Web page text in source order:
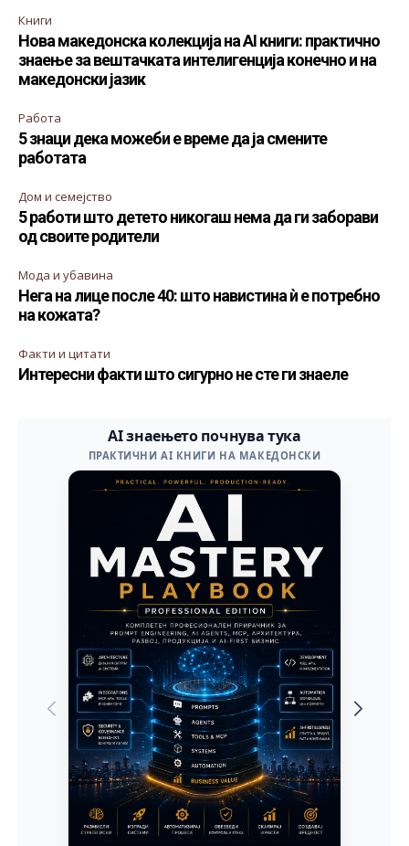
Книги
Нова македонска колекција на AI книги: практично
знаење за вештачката интелигенција конечно и на
македонски јазик
Работа
5 знаци дека можеби е време да ја смените
работата
Дом и семејство
5 работи што детето никогаш нема да ги заборави
од своите родители
Мода и убавина
Нега на лице после 40: што навистина ѝ е потребно
на кожата?
Факти и цитати
Интересни факти што сигурно не сте ги знаеле